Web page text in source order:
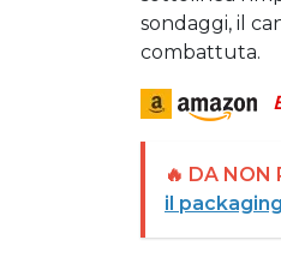
sondaggi, il
combattuta.
🔥 DA NON
il